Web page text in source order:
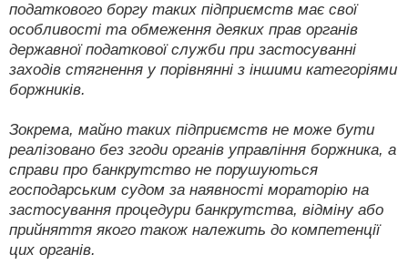
податкового боргу таких підприємств має свої
особливості та обмеження деяких прав органів
державної податкової служби при застосуванні
заходів стягнення у порівнянні з іншими категоріями
боржників.
Зокрема, майно таких підприємств не може бути
реалізовано без згоди органів управління боржника, а
справи про банкрутство не порушуються
господарським судом за наявності мораторію на
застосування процедури банкрутства, відміну або
прийняття якого також належить до компетенції
цих органів.